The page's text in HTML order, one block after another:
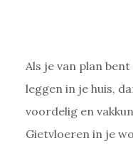
Als je van plan bent
leggen in je huis,
voordelig en
Gietvloeren in je